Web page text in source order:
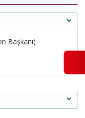
Başkanı)